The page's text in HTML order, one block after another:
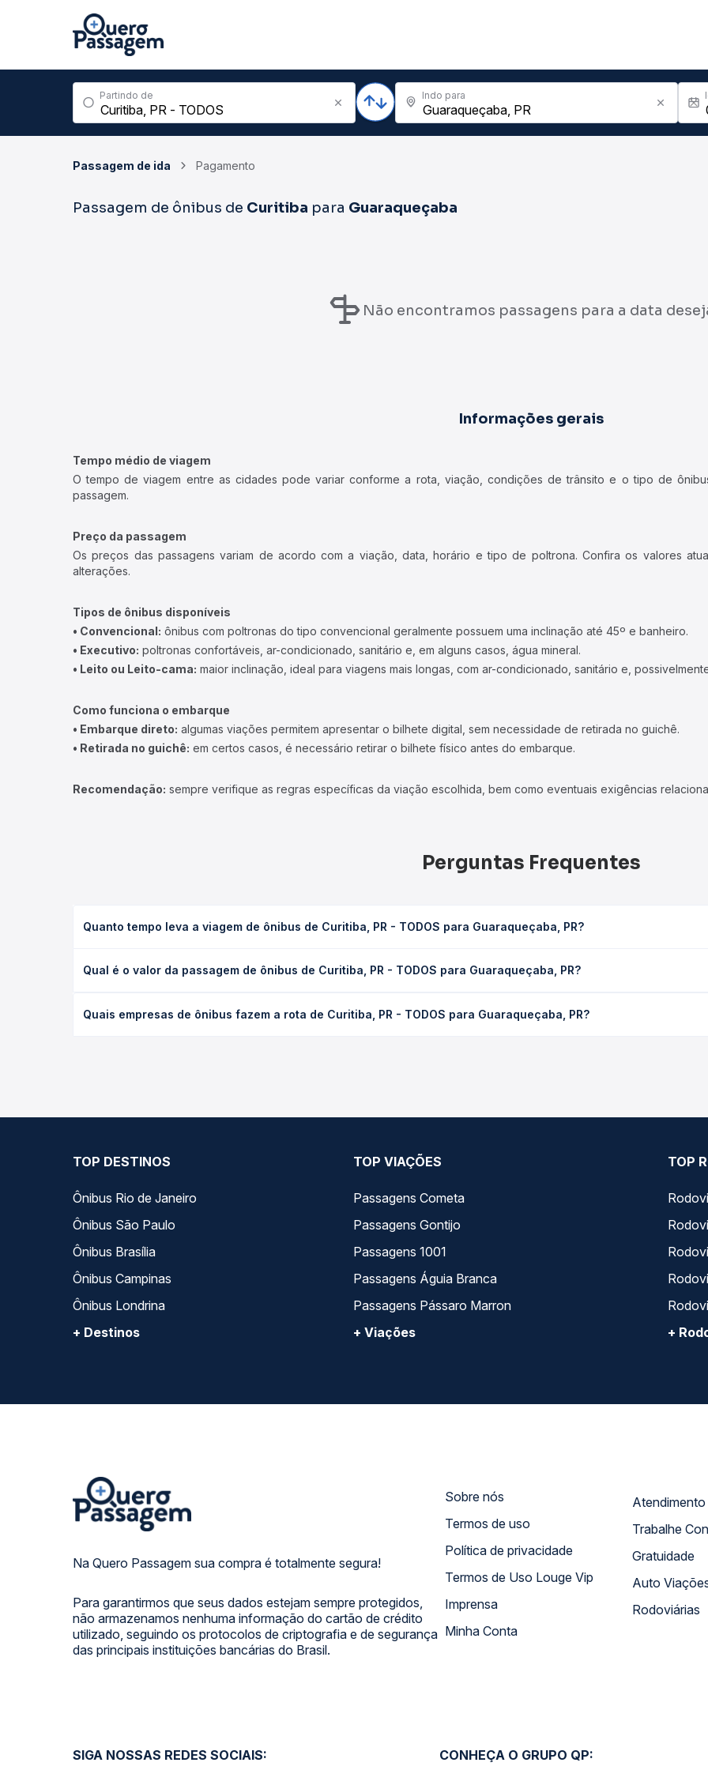
Partindo de Indo para
Passagem de ida Pagamento
Passagem de ônibus de Curitiba para Guaraqueçaba
Não encontramos passagens para a data
Informações gerais
Tempo médio de viagem
O tempo de viagem entre as cidades pode variar conforme a rota, viação, condições de trânsito e o tipo de
passagem.
Preço da passagem
Os preços das passagens variam de acordo com a viação, data, horário e tipo de poltrona. Confira os valores
alterações.
Tipos de ônibus disponíveis
• Convencional: ônibus com poltronas do tipo convencional geralmente possuem uma inclinação até 45º e banheiro.
• Executivo: poltronas confortáveis, ar-condicionado, sanitário e, em alguns casos, água mineral.
• Leito ou Leito-cama: maior inclinação, ideal para viagens mais longas, com ar-condicionado, sanitário e,
Como funciona o embarque
• Embarque direto: algumas viações permitem apresentar o bilhete digital, sem necessidade de retirada no guichê.
• Retirada no guichê: em certos casos, é necessário retirar o bilhete físico antes do embarque.
Recomendação: sempre verifique as regras específicas da viação escolhida, bem como eventuais exigências
Perguntas Frequentes
Quanto tempo leva a viagem de ônibus de Curitiba, PR - TODOS para Guaraqueçaba, PR?
executivo ou leito) e as condições de tráfego. Na Quero Passagem você consulta os horários disponíveis e vê a
Qual é o valor da passagem de ônibus de Curitiba, PR - TODOS para Guaraqueçaba, PR?
de poltrona e a antecedência da compra. Na Quero Passagem você compara os preços de todas as viações em
Quais empresas de ônibus fazem a rota de Curitiba, PR - TODOS para Guaraqueçaba, PR?
TOP DESTINOS
Ônibus Rio de Janeiro
Ônibus São Paulo
Ônibus Brasília
Ônibus Campinas
Ônibus Londrina
+ Destinos
TOP VIAÇÕES
Passagens Cometa
Passagens Gontijo
Passagens 1001
Passagens Águia Branca
Passagens Pássaro Marron
+ Viações
TOP
+
Na Quero Passagem sua compra é totalmente segura!
Para garantirmos que seus dados estejam sempre protegidos,
não armazenamos nenhuma informação do cartão de crédito
utilizado, seguindo os protocolos de criptografia e de segurança
das principais instituições bancárias do Brasil.
Sobre nós
Termos de uso
Política de privacidade
Termos de Uso Louge Vip
Imprensa
Minha Conta
Trabalhe
Gratuidade
Auto
Rodoviárias
SIGA NOSSAS REDES SOCIAIS: CONHEÇA O GRUPO QP: